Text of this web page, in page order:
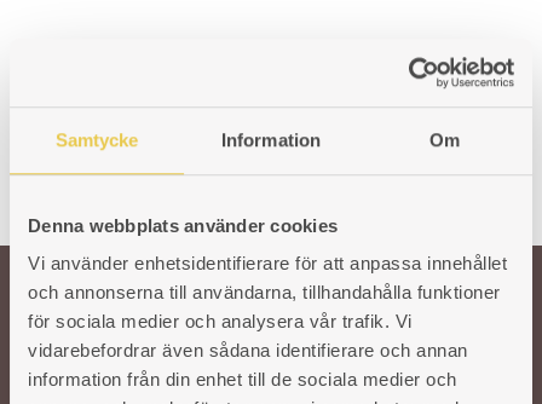
Samtycke Information Om
Denna webbplats använder cookies
Vi använder enhetsidentifierare för att anpassa innehållet
och annonserna till användarna, tillhandahålla funktioner
för sociala medier och analysera vår trafik. Vi
vidarebefordrar även sådana identifierare och annan
information från din enhet till de sociala medier och
Välkommen till oss!